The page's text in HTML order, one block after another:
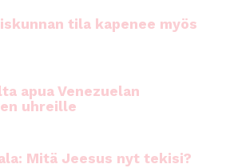
tila kapenee myös
apua Venezuelan
uhreille
Mitä Jeesus nyt tekisi?